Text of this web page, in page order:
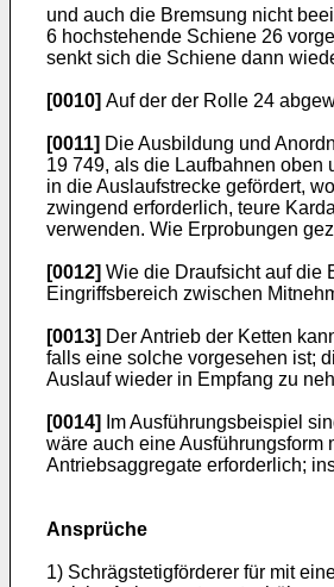
und auch die Bremsung nicht
6 hochstehende Schiene 26
senkt sich die Schiene dann
[0010] Auf der der Rolle 24
[0011] Die Ausbildung und
19 749, als die Laufbahnen oben
in die Auslaufstrecke gefördert,
zwingend erforderlich, teure
verwenden. Wie Erprobungen
[0012] Wie die Draufsicht auf die
Eingriffsbereich zwischen
[0013] Der Antrieb der Ketten
falls eine solche vorgesehen ist;
Auslauf wieder in Empfang zu
[0014]
Im Ausführungsbeispiel
wäre auch eine Ausführungsform
Antriebsaggregate erforderlich;
Ansprüche
1) Schrägstetigförderer für mit